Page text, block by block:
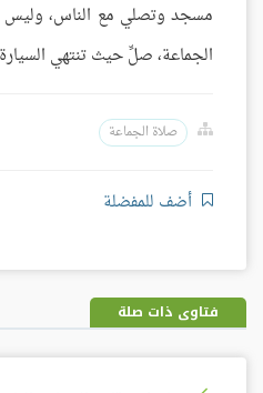
مسجد وتصلي مع الناس، وليس
الجماعة، صلِّ حيث تنتهي
صلاة الجماعة
أضف للمفضلة
فتاوى ذات صلة